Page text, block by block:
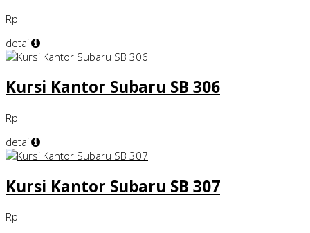
Rp
detail
Kursi Kantor Subaru SB 306
Rp
detail
Kursi Kantor Subaru SB 307
Rp